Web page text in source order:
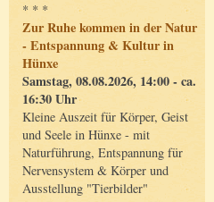
* * *
Zur Ruhe kommen in der Natur
- Entspannung & Kultur in
Hünxe
Samstag, 08.08.2026, 14:00 - ca.
16:30 Uhr
Kleine Auszeit für Körper, Geist
und Seele in Hünxe - mit
Naturführung, Entspannung für
Nervensystem & Körper und
Ausstellung "Tierbilder"